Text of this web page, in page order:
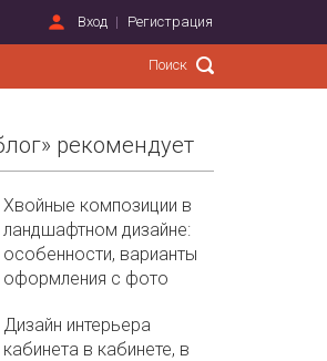
Вход Регистрация
рекомендует
Хвойные композиции в
ландшафтном дизайне:
особенности, варианты
оформления с фото
Дизайн интерьера
кабинета в кабинете, в